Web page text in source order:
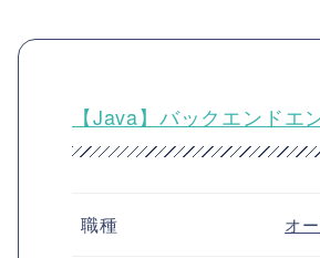
【Java】バックエンド
職種 オ